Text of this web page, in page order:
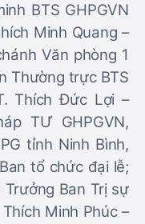
BTS GHPGVN
Minh Quang –
Văn phòng 1
Thường trực BTS
Thích Đức Lợi –
TƯ GHPGVN,
tỉnh Ninh Bình,
tổ chức đại lễ;
Trưởng Ban Trị sự
Minh Phúc –